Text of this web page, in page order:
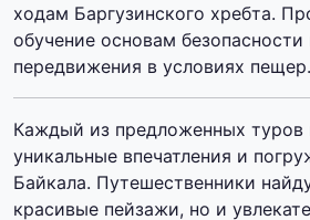
ходам Баргузинского хребта.
обучение основам безопасности
передвижения в условиях пещер.
Каждый из предложенных туров
уникальные впечатления и
Байкала. Путешественники
красивые пейзажи, но и